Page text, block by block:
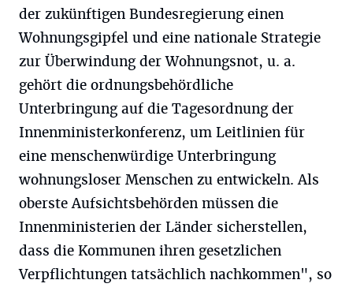
der zukünftigen Bundesregierung einen
Wohnungsgipfel und eine nationale Strategie
zur Überwindung der Wohnungsnot, u. a.
gehört die ordnungsbehördliche
Unterbringung auf die Tagesordnung der
Innenministerkonferenz, um Leitlinien für
eine menschenwürdige Unterbringung
wohnungsloser Menschen zu entwickeln. Als
oberste Aufsichtsbehörden müssen die
Innenministerien der Länder sicherstellen,
dass die Kommunen ihren gesetzlichen
Verpflichtungen tatsächlich nachkommen", so